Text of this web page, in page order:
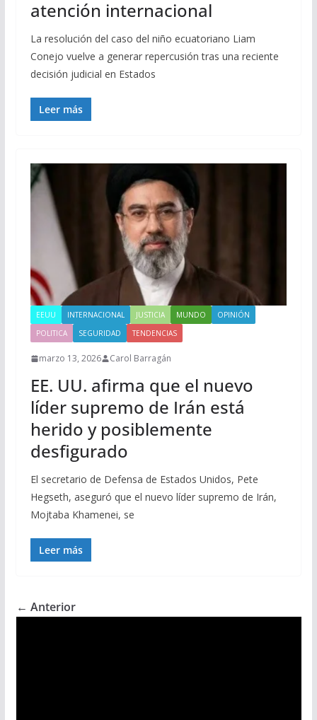
atención internacional
La resolución del caso del niño ecuatoriano Liam
Conejo vuelve a generar repercusión tras una reciente
decisión judicial en Estados
Leer más
EEUU INTERNACIONAL JUSTICIA MUNDO
OPINIÓN
POLITICA
SEGURIDAD TENDENCIAS
marzo 13, 2026 Carol Barragán
EE. UU. afirma que el nuevo
líder supremo de Irán está
herido y posiblemente
desfigurado
El secretario de Defensa de Estados Unidos, Pete
Hegseth, aseguró que el nuevo líder supremo de Irán,
Mojtaba Khamenei, se
Leer más
← Anterior